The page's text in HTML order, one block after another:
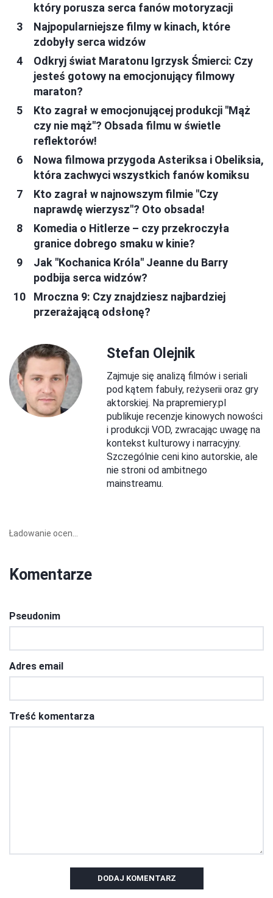
który porusza serca fanów motoryzacji
Najpopularniejsze filmy w kinach, które
zdobyły serca widzów
Odkryj świat Maratonu Igrzysk Śmierci: Czy
jesteś gotowy na emocjonujący filmowy
maraton?
Kto zagrał w emocjonującej produkcji "Mąż
czy nie mąż"? Obsada filmu w świetle
reflektorów!
Nowa filmowa przygoda Asteriksa i Obeliksia,
która zachwyci wszystkich fanów komiksu
Kto zagrał w najnowszym filmie "Czy
naprawdę wierzysz"? Oto obsada!
Komedia o Hitlerze – czy przekroczyła
granice dobrego smaku w kinie?
Jak "Kochanica Króla" Jeanne du Barry
podbija serca widzów?
Mroczna 9: Czy znajdziesz najbardziej
przerażającą odsłonę?
Stefan Olejnik
Zajmuje się analizą filmów i seriali
pod kątem fabuły, reżyserii oraz gry
aktorskiej. Na prapremiery.pl
publikuje recenzje kinowych nowości
i produkcji VOD, zwracając uwagę na
kontekst kulturowy i narracyjny.
Szczególnie ceni kino autorskie, ale
nie stroni od ambitnego
mainstreamu.
Ładowanie ocen...
Komentarze
Pseudonim
Adres email
Treść komentarza
DODAJ KOMENTARZ